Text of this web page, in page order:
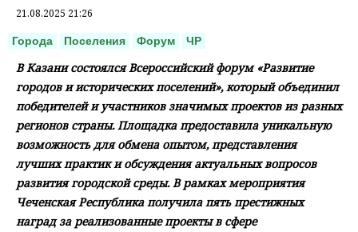
21.08.2025 21:26
Города Поселения Форум ЧР
В Казани состоялся Всероссийский форум «Развитие
городов и исторических поселений», который объединил
победителей и участников значимых проектов из разных
регионов страны. Площадка предоставила уникальную
возможность для обмена опытом, представления
лучших практик и обсуждения актуальных вопросов
развития городской среды. В рамках мероприятия
Чеченская Республика получила пять престижных
наград за реализованные проекты в сфере